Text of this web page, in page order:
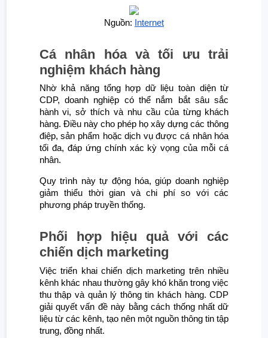
Nguồn: Internet
Cá nhân hóa và tối ưu trải
nghiệm khách hàng
Nhờ khả năng tổng hợp dữ liệu toàn diện từ
CDP, doanh nghiệp có thể nắm bắt sâu sắc
hành vi, sở thích và nhu cầu của từng khách
hàng. Điều này cho phép họ xây dựng các thông
điệp, sản phẩm hoặc dịch vụ được cá nhân hóa
tối đa, đáp ứng chính xác kỳ vọng của mỗi cá
nhân.
Quy trình này tự động hóa, giúp doanh nghiệp
giảm thiểu thời gian và chi phí so với các
phương pháp truyền thống.
Phối hợp hiệu quả với các
chiến dịch marketing
Việc triển khai chiến dịch marketing trên nhiều
kênh khác nhau thường gây khó khăn trong việc
thu thập và quản lý thông tin khách hàng. CDP
giải quyết vấn đề này bằng cách thống nhất dữ
liệu từ các kênh, tạo nên một nguồn thông tin tập
trung, đồng nhất.